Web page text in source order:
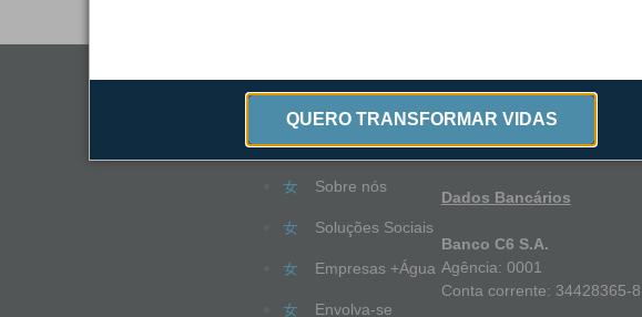
QUERO TRANSFORMAR VIDAS
Sobre nós
Soluções Sociais
Empresas +Água
Envolva-se
realidade de muitas famílias.
Não deixe de fazer a
Dados Bancários
Banco C6 S.A.
Agência: 0001
Conta corrente: 34428365-8